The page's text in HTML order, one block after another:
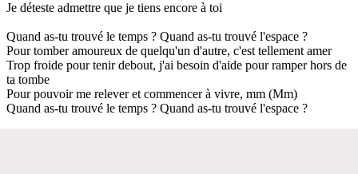
Je déteste admettre que je tiens encore à toi
Quand as-tu trouvé le temps ? Quand as-tu trouvé l'espace ?
Pour tomber amoureux de quelqu'un d'autre, c'est tellement amer
Trop froide pour tenir debout, j'ai besoin d'aide pour ramper hors de
ta tombe
Pour pouvoir me relever et commencer à vivre, mm (Mm)
Quand as-tu trouvé le temps ? Quand as-tu trouvé l'espace ?